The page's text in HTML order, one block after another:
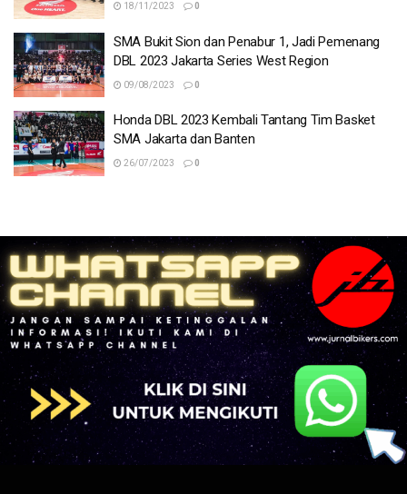
18/11/2023 0
SMA Bukit Sion dan Penabur 1, Jadi Pemenang
DBL 2023 Jakarta Series West Region
09/08/2023 0
Honda DBL 2023 Kembali Tantang Tim Basket
SMA Jakarta dan Banten
26/07/2023 0